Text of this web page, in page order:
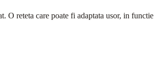
O reteta care poate fi adaptata usor, in functie